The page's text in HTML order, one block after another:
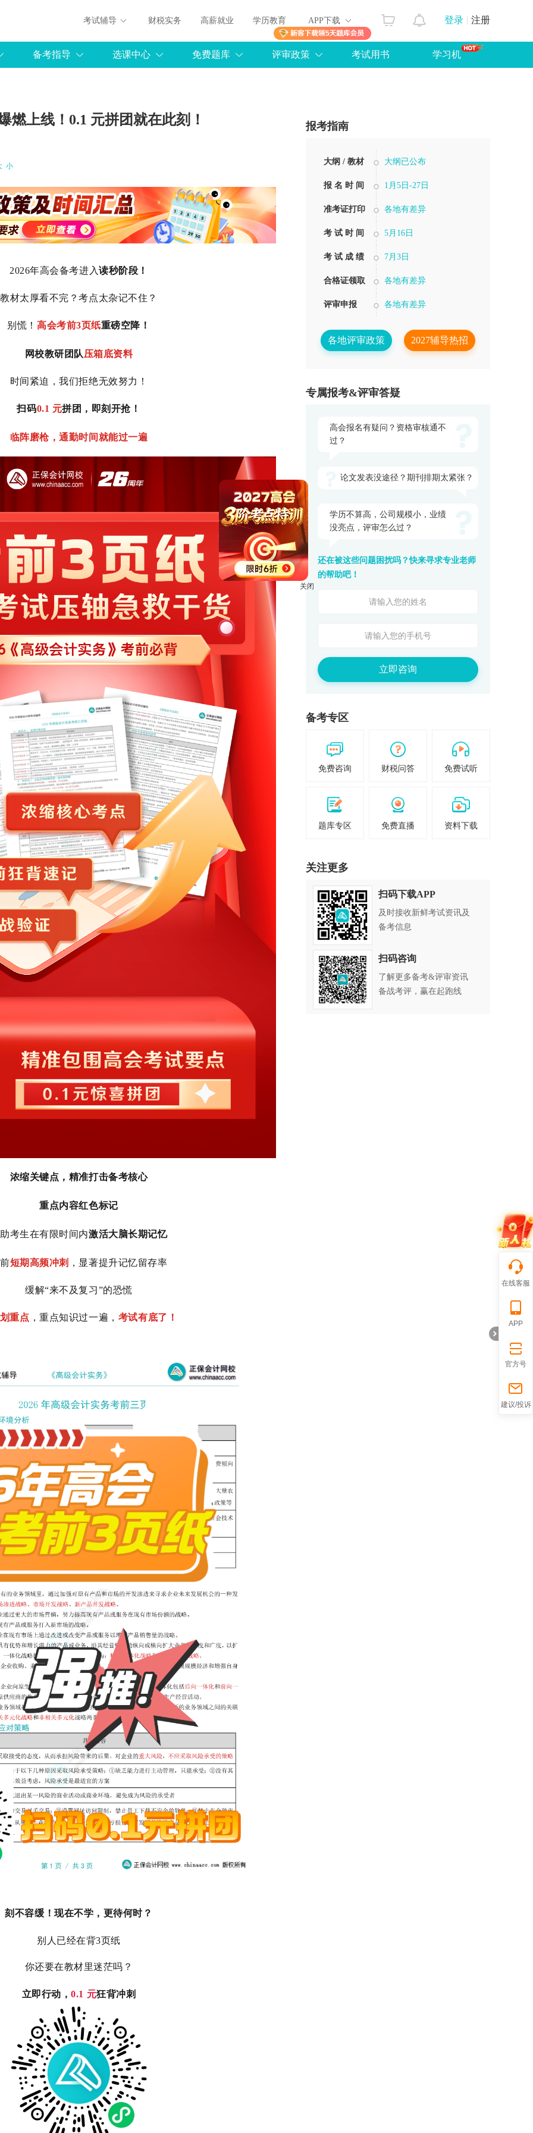
登录 注册
考试辅导 财税实务 高薪就业 学历教育 APP下载
备考指导 选课中心 免费题库 评审政策 考试用书 学习机
燃上线！0.1 元拼团就在此刻！
小
2026年高会备考进入读秒阶段！
教材太厚看不完？考点太杂记不住？
别慌！高会考前3页纸重磅空降！
网校教研团队压箱底资料
时间紧迫，我们拒绝无效努力！
扫码0.1 元拼团，即刻开抢！
临阵磨枪，通勤时间就能过一遍
浓缩关键点，精准打击备考核心
重点内容红色标记
考生在有限时间内激活大脑长期记忆
短期高频冲刺 ，显著提升记忆留存率
缓解“来不及复习”的恐慌
重点 ，重点知识过一遍， 考试有底了！
刻不容缓！现在不学，更待何时？
别人已经在背3页纸
你还要在教材里迷茫吗？
立即行动，0.1 元狂背冲刺
报考指南
大纲 / 教材 大纲已公布
报 名 时 间 1月5日-27日
准考证打印 各地有差异
考 试 时 间 5月16日
考 试 成 绩 7月3日
合格证领取 各地有差异
评审申报 各地有差异
各地评审政策 2027辅导热招
专属报考&评审答疑
高会报名有疑问？资格审核通不
过？
论文发表没途径？期刊排期太紧张？
学历不算高，公司规模小，业绩
没亮点，评审怎么过？
还在被这些问题困扰吗？快来寻求专业老师
的帮助吧！
立即咨询
备考专区
免费咨询 财税问答 免费试听
题库专区 免费直播 资料下载
关注更多
扫码下载APP
及时接收新鲜考试资讯及
备考信息
扫码咨询
了解更多备考&评审资讯
备战考评，赢在起跑线
在线客服
APP
官方号
建议/投诉